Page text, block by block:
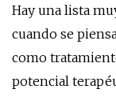
Hay una lista
cuando se
como
potencial